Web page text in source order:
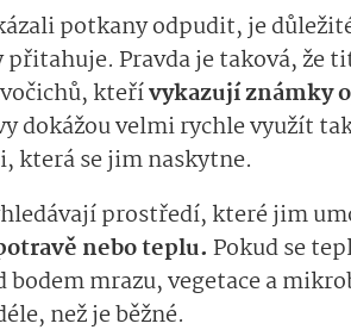
potkany odpudit, je
přitahuje. Pravda je taková, že
kteřívykazují známky
dokážou velmi rychle využít
která se jim naskytne.
prostředí, které jim
nebo teplu. Pokud se
bodem mrazu, vegetace a
než je běžné.